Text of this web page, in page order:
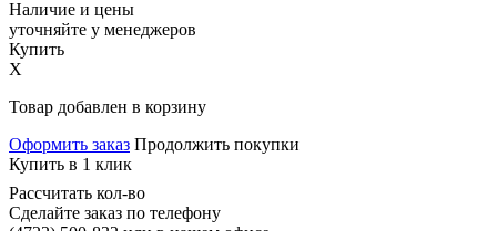
Наличие и цены
уточняйте у менеджеров
Купить
X
Товар добавлен в корзину
Оформить заказ Продолжить покупки
Купить в 1 клик
Рассчитать кол-во
Сделайте заказ по телефону